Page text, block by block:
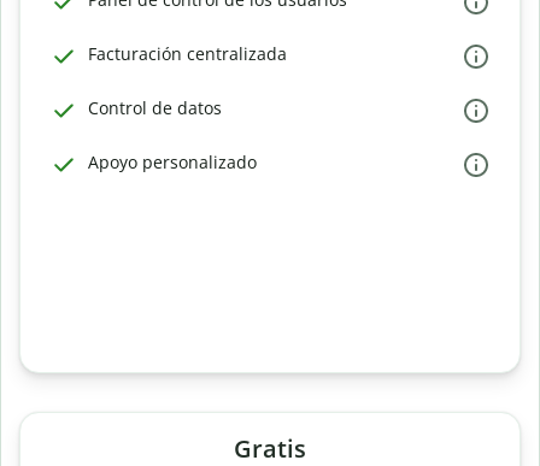
Facturación centralizada
Control de datos
Apoyo personalizado
Gratis